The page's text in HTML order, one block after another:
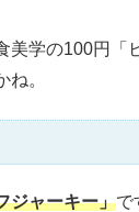
美学の100円「
。
ジャーキー」で